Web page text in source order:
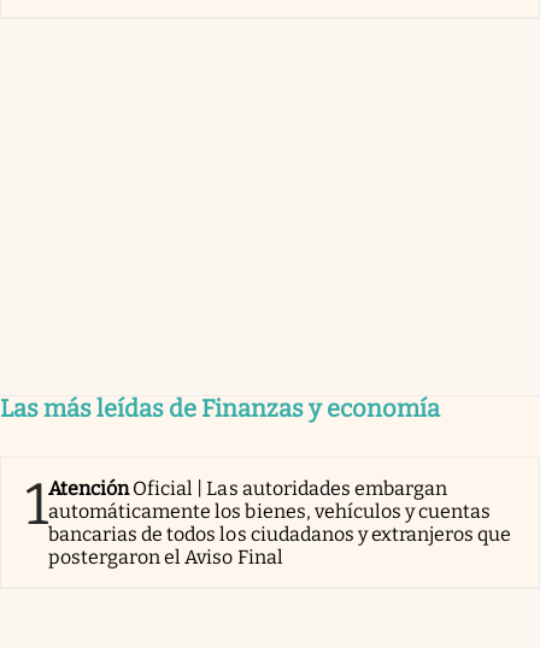
Las más leídas de Finanzas y economía
1AtenciónOficial | Las autoridades embargan
automáticamente los bienes, vehículos y cuentas
bancarias de todos los ciudadanos y extranjeros que
postergaron el Aviso Final